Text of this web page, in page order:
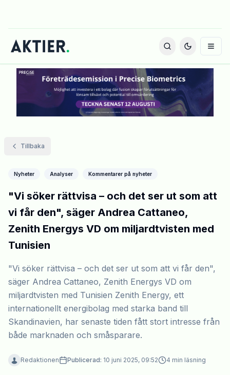
Tillbaka
Nyheter Analyser Kommentarer på nyheter
"Vi söker rättvisa – och det ser ut som att
vi får den", säger Andrea Cattaneo,
Zenith Energys VD om miljardtvisten med
Tunisien
"Vi söker rättvisa – och det ser ut som att vi får den",
säger Andrea Cattaneo, Zenith Energys VD om
miljardtvisten med Tunisien Zenith Energy, ett
internationellt energibolag med starka band till
Skandinavien, har senaste tiden fått stort intresse från
både marknaden och småsparare.
Redaktionen Publicerad: 10 juni 2025, 09:52 4 min läsning